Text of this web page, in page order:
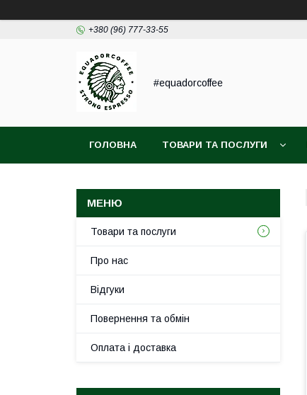
+380 (96) 777-33-55
#equadorcoffee
ГОЛОВНА ТОВАРИ ТА ПОСЛУГИ
Товари та послуги
Про нас
Відгуки
Повернення та обмін
Оплата і доставка